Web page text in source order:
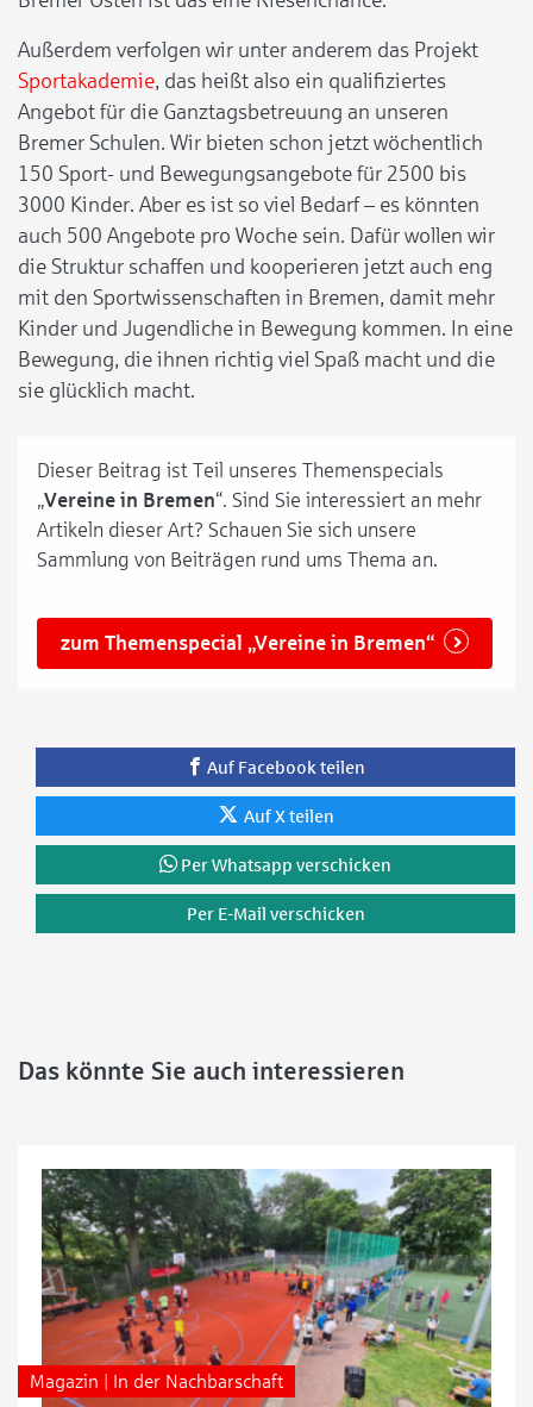
Außerdem verfolgen wir unter anderem das Projekt
Sportakademie, das heißt also ein qualifiziertes
Angebot für die Ganztagsbetreuung an unseren
Bremer Schulen. Wir bieten schon jetzt wöchentlich
150 Sport- und Bewegungsangebote für 2500 bis
3000 Kinder. Aber es ist so viel Bedarf – es könnten
auch 500 Angebote pro Woche sein. Dafür wollen wir
die Struktur schaffen und kooperieren jetzt auch eng
mit den Sportwissenschaften in Bremen, damit mehr
Kinder und Jugendliche in Bewegung kommen. In eine
Bewegung, die ihnen richtig viel Spaß macht und die
sie glücklich macht.
Dieser Beitrag ist Teil unseres Themenspecials
„Vereine in Bremen“. Sind Sie interessiert an mehr
Artikeln dieser Art? Schauen Sie sich unsere
Sammlung von Beiträgen rund ums Thema an.
zum Themenspecial „Vereine in Bremen“
Auf Facebook teilen
Auf X teilen
Per Whatsapp verschicken
Per E-Mail verschicken
Das könnte Sie auch interessieren
Magazin | In der Nachbarschaft